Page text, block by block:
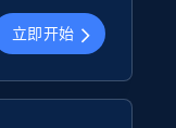
立即开始